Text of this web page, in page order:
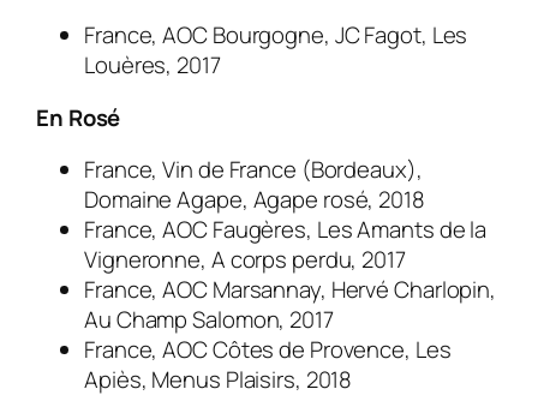
France, AOC Bourgogne, JC Fagot, Les
Louères, 2017
En Rosé
France, Vin de France (Bordeaux),
Domaine Agape, Agape rosé, 2018
France, AOC Faugères, Les Amants de la
Vigneronne, A corps perdu, 2017
France, AOC Marsannay, Hervé Charlopin,
Au Champ Salomon, 2017
France, AOC Côtes de Provence, Les
Apiès, Menus Plaisirs, 2018